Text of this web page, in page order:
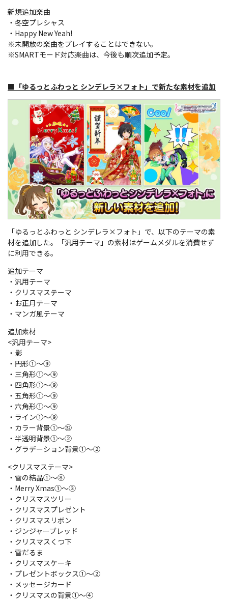
新規追加楽曲
・冬空プレシャス
・Happy New Yeah!
※未開放の楽曲をプレイすることはできない。
※SMARTモード対応楽曲は、今後も順次追加予定。
■「ゆるっとふわっと シンデレラ×フォト」で新たな素材を追加
「ゆるっとふわっと シンデレラ×フォト」で、以下のテーマの素
材を追加した。「汎用テーマ」の素材はゲームメダルを消費せず
に利用できる。
追加テーマ
・汎用テーマ
・クリスマステーマ
・お正月テーマ
・マンガ風テーマ
追加素材
<汎用テーマ>
・影
・円形①～⑨
・三角形①～⑨
・四角形①～⑨
・五角形①～⑨
・六角形①～⑨
・ライン①～⑨
・カラー背景①～㉜
・半透明背景①～②
・グラデーション背景①～②
<クリスマステーマ>
・雪の結晶①～⑧
・Merry Xmas①～③
・クリスマスツリー
・クリスマスプレゼント
・クリスマスリボン
・ジンジャーブレッド
・クリスマスくつ下
・雪だるま
・クリスマスケーキ
・プレゼントボックス①～②
・メッセージカード
・クリスマスの背景①～④